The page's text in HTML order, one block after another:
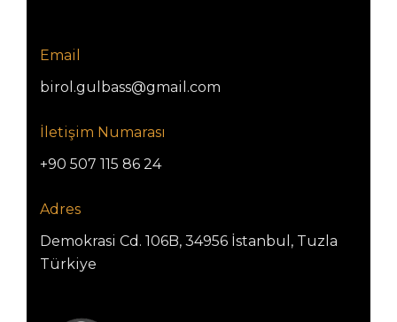
Email
birol.gulbass@gmail.com
İletişim Numarası
+90 507 115 86 24
Adres
Demokrasi Cd. 106B, 34956 İstanbul, Tuzla
Türkiye